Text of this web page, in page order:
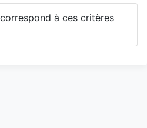
à ces critères